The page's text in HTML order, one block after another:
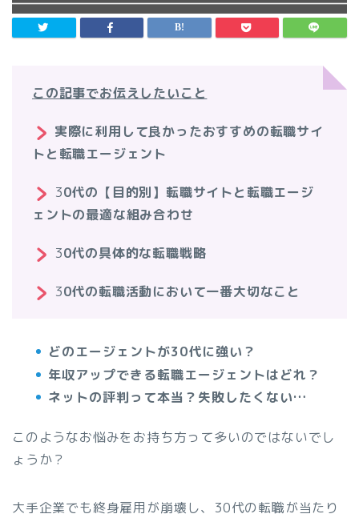
この記事でお伝えしたいこと
実際に利用して良かったおすすめの転職サイ
トと転職エージェント
30代の【目的別】転職サイトと転職エージ
ェントの最適な組み合わせ
30代の具体的な転職戦略
30代の転職活動において一番大切なこと
どのエージェントが30代に強い？
年収アップできる転職エージェントはどれ？
ネットの評判って本当？失敗したくない…
このようなお悩みをお持ち方って多いのではないでし
ょうか？
大手企業でも終身雇用が崩壊し、30代の転職が当たり